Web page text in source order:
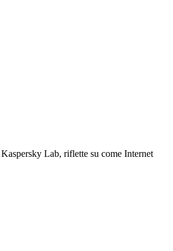
Lab, riflette su come Internet